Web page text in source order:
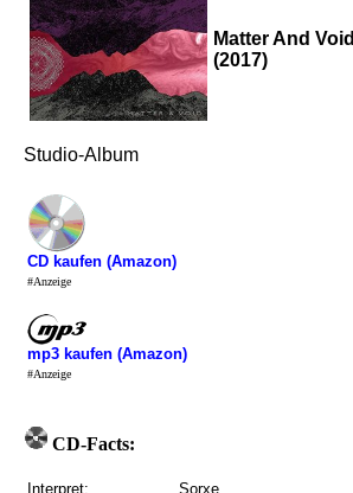
Matter And Void
(2017)
Studio-Album
CD kaufen (Amazon)
#Anzeige
mp3 kaufen (Amazon)
#Anzeige
CD-Facts:
Interpret:
Sorxe